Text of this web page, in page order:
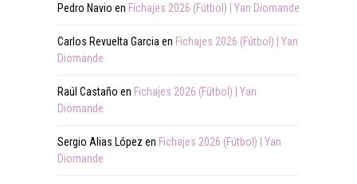
Pedro Navio en Fichajes 2026 (Fútbol) | Yan Diomande
Carlos Revuelta Garcia en Fichajes 2026 (Fútbol) | Yan
Diomande
Raúl Castaño en Fichajes 2026 (Fútbol) | Yan
Diomande
Sergio Alias López en Fichajes 2026 (Fútbol) | Yan
Diomande